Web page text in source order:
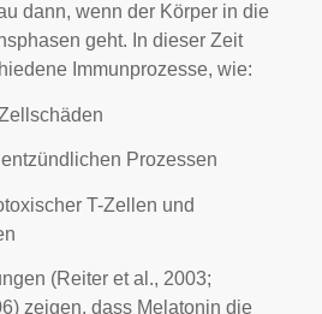
dann, wenn der Körper in die
geht. In dieser Zeit
Immunprozesse, wie:
Prozessen
T-Zellen und
(Reiter et al., 2003;
zeigen, dass Melatonin die